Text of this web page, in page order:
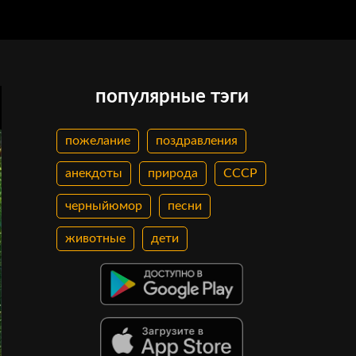
популярные тэги
пожелание поздравления
анекдоты природа СССР
черныйюмор песни
животные дети